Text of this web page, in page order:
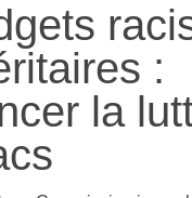
:
la